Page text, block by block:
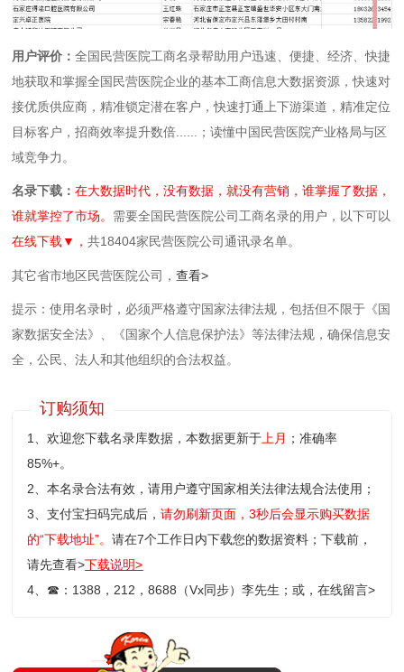
用户评价：全国民营医院工商名录帮助用户迅速、便捷、经济、快捷
地获取和掌握全国民营医院企业的基本工商信息大数据资源，快速对
接优质供应商，精准锁定潜在客户，快速打通上下游渠道，精准定位
目标客户，招商效率提升数倍......；读懂中国民营医院产业格局与区
域竞争力。
名录下载：在大数据时代，没有数据，就没有营销，谁掌握了数据，
谁就掌控了市场。 需要全国民营医院公司工商名录的用户，以下可以
在线下载▼，共18404家民营医院公司通讯录名单。
其它省市地区民营医院公司，查看>
提示：使用名录时，必须严格遵守国家法律法规，包括但不限于《国
家数据安全法》、《国家个人信息保护法》等‌法律法规，确保信息安
全，公民、法人和其他组织的合法权益。
订购须知
1、欢迎您下载名录库数据，本数据更新于 上月 ；准确率
85%+。
2、本名录合法有效，请用户遵守国家相关法律法规合法使用；
3、支付宝扫码完成后，请勿刷新页面，3秒后会显示购买数据
的“下载地址”。请在7个工作日内下载您的数据资料；下载前，
请先查看>下载说明>
4、 ☎ ：1388，212，8688（Vx同步）李先生；或，在线留言>